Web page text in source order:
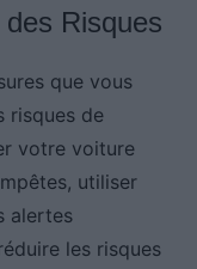
Risques
que vous
risques de
votre voiture
utiliser
alertes
les risques